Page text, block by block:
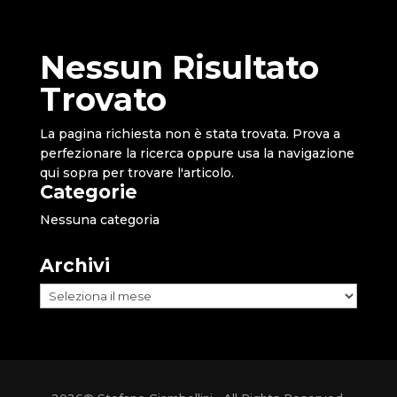
Nessun Risultato
Trovato
La pagina richiesta non è stata trovata. Prova a
perfezionare la ricerca oppure usa la navigazione
qui sopra per trovare l'articolo.
Categorie
Nessuna categoria
Archivi
Archivi